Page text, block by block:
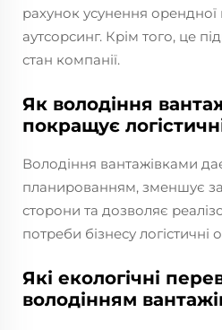
рахунок усунення орендної
аутсорсинг. Крім того, це
стан компанії.
Як володіння
покращує
Володіння вантажівками
планированням, зменшує
сторони та дозволяє
потреби бізнесу логістичні
Які екологічні
володінням